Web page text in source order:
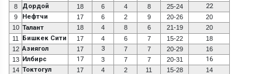
8 Дордой 18 6 4 8 25-24 22
9 Нефтчи 17 6 2 9 20-26
20
10 Талант 18 4 8 6 21-19
20
11
Бишкек Сити 17 4 6 7 15-22
18
12 Азиягол 17 3 7 7 20-29
16
13 Илбирс 17 3 7 7 20-31 16
14 Токтогул 17 4 2 11 15-28
14